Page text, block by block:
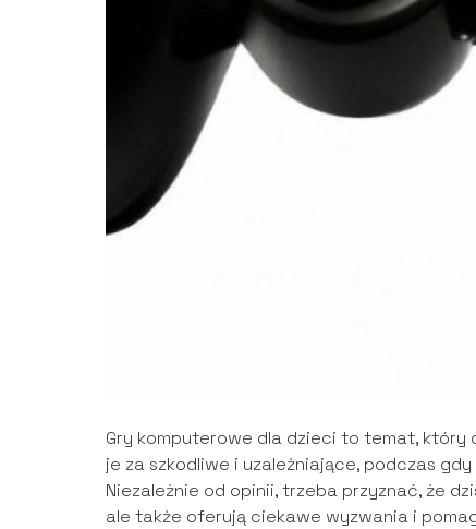
Gry komputerowe dla dzieci to temat, który
je za szkodliwe i uzależniające, podczas
Niezależnie od opinii, trzeba przyznać, że
ale także oferują ciekawe wyzwania i